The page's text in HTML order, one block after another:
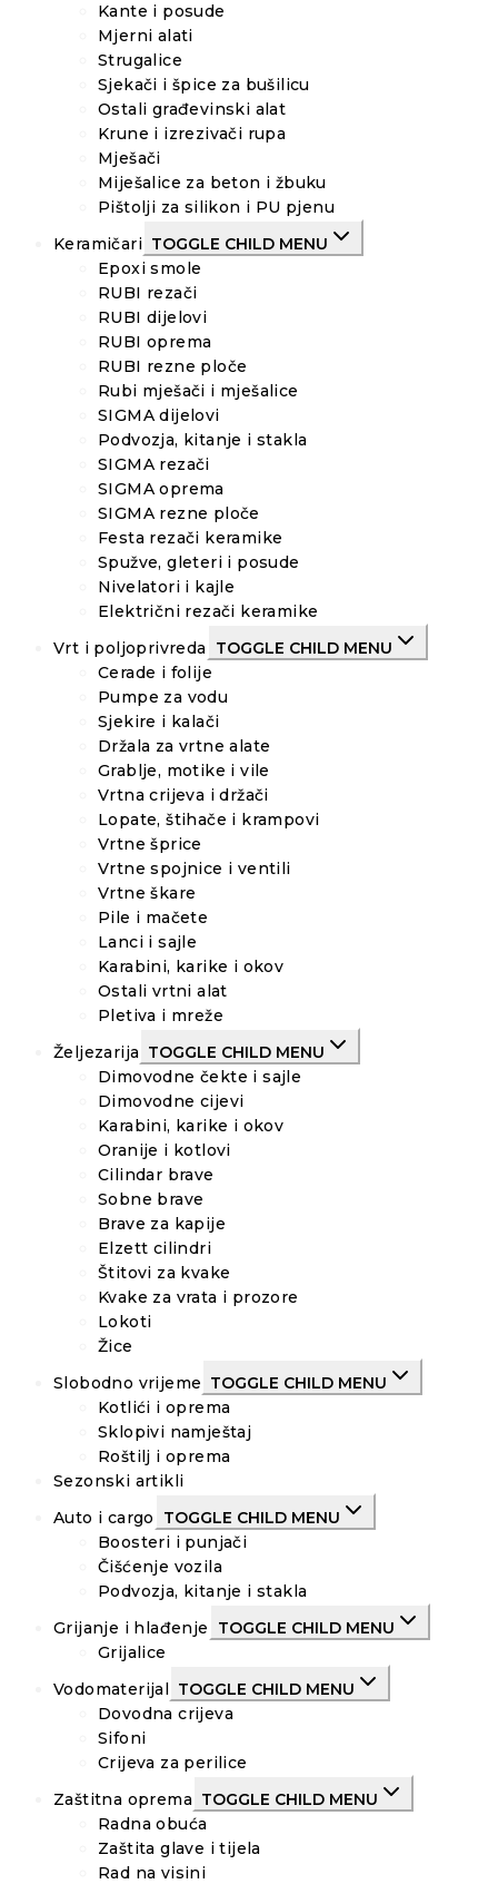
Kante i posude
Mjerni alati
Strugalice
Sjekači i špice za bušilicu
Ostali građevinski alat
Krune i izrezivači rupa
Mješači
Miješalice za beton i žbuku
Pištolji za silikon i PU pjenu
Keramičari TOGGLE CHILD MENU
Epoxi smole
RUBI rezači
RUBI dijelovi
RUBI oprema
RUBI rezne ploče
Rubi mješači i mješalice
SIGMA dijelovi
Podvozja, kitanje i stakla
SIGMA rezači
SIGMA oprema
SIGMA rezne ploče
Festa rezači keramike
Spužve, gleteri i posude
Nivelatori i kajle
Električni rezači keramike
Vrt i poljoprivreda
TOGGLE CHILD MENU
Cerade i folije
Pumpe za vodu
Sjekire i kalači
Držala za vrtne alate
Grablje, motike i vile
Vrtna crijeva i držači
Lopate, štihače i krampovi
Vrtne šprice
Vrtne spojnice i ventili
Vrtne škare
Pile i mačete
Lanci i sajle
Karabini, karike i okov
Ostali vrtni alat
Pletiva i mreže
Željezarija TOGGLE CHILD MENU
Dimovodne čekte i sajle
Dimovodne cijevi
Karabini, karike i okov
Oranije i kotlovi
Cilindar brave
Sobne brave
Brave za kapije
Elzett cilindri
Štitovi za kvake
Kvake za vrata i prozore
Lokoti
Žice
Slobodno vrijeme TOGGLE CHILD MENU
Kotlići i oprema
Sklopivi namještaj
Roštilj i oprema
Sezonski artikli
Auto i cargo
TOGGLE CHILD MENU
Boosteri i punjači
Čišćenje vozila
Podvozja, kitanje i stakla
Grijanje i hlađenje
TOGGLE CHILD MENU
Grijalice
Vodomaterijal
TOGGLE CHILD MENU
Dovodna crijeva
Sifoni
Crijeva za perilice
Zaštitna oprema TOGGLE CHILD MENU
Radna obuća
Zaštita glave i tijela
Rad na visini